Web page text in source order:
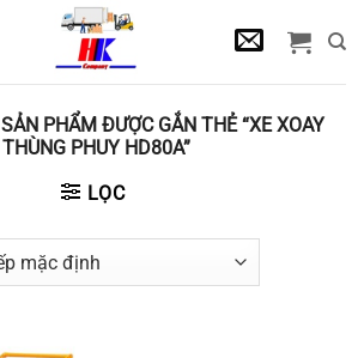
SẢN PHẨM ĐƯỢC GẮN THẺ “XE XOAY
THÙNG PHUY HD80A”
LỌC